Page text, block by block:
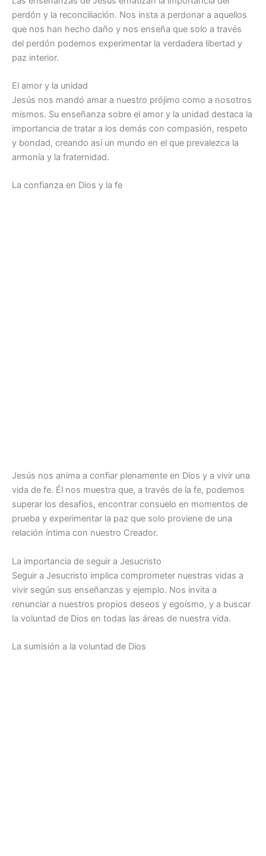
perdón y la reconciliación. Nos insta a perdonar a aquellos
que nos han hecho daño y nos enseña que solo a través
del perdón podemos experimentar la verdadera libertad y
paz interior.
El amor y la unidad
Jesús nos mandó amar a nuestro prójimo como a nosotros
mismos. Su enseñanza sobre el amor y la unidad destaca la
importancia de tratar a los demás con compasión, respeto
y bondad, creando así un mundo en el que prevalezca la
armonía y la fraternidad.
La confianza en Dios y la fe
Jesús nos anima a confiar plenamente en Dios y a vivir una
vida de fe. Él nos muestra que, a través de la fe, podemos
superar los desafíos, encontrar consuelo en momentos de
prueba y experimentar la paz que solo proviene de una
relación íntima con nuestro Creador.
La importancia de seguir a Jesucristo
Seguir a Jesucristo implica comprometer nuestras vidas a
vivir según sus enseñanzas y ejemplo. Nos invita a
renunciar a nuestros propios deseos y egoísmo, y a buscar
la voluntad de Dios en todas las áreas de nuestra vida.
La sumisión a la voluntad de Dios